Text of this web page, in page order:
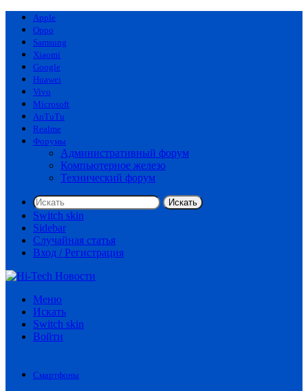
Apple
Oppo
Samsung
Xiaomi
Google
Huawei
Vivo
Microsoft
AnTuTu
Realme
Форумы
Административный форум
Компьютерное железо
Технический форум
Искать
Switch skin
Sidebar
Случайная статья
Вход / Регистрация
Меню
Искать
Switch skin
Войти
Смартфоны